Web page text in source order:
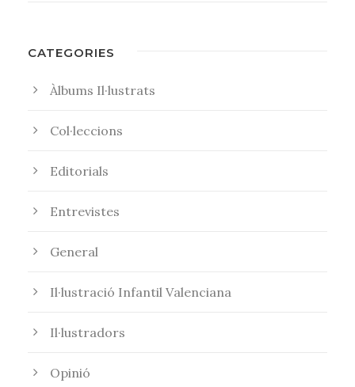
CATEGORIES
Àlbums Il·lustrats
Col·leccions
Editorials
Entrevistes
General
Il·lustració Infantil Valenciana
Il·lustradors
Opinió